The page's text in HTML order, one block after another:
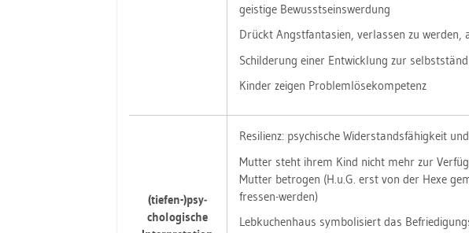
geis­ti­ge Be­wusst­seins­wer­dung
Drückt Angst­fan­ta­si­en, ver­las­sen zu wer­den,
Schil­de­rung einer Ent­wick­lung zur
Kin­der zei­gen Pro­blem­lö­se­kom­pe­tenz
(tie­fen-)psy­
cho­lo­gi­sche
Resi­li­enz: psy­chi­sche Wi­der­stands­fä­hig­keit
Mut­ter steht ihrem Kind nicht mehr zur
Mut­ter be­tro­gen (H.u.G. erst von der Hexe
fres­sen-wer­den)
Leb­ku­chen­haus sym­bo­li­siert das